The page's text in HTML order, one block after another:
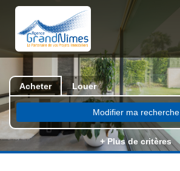
Acheter Louer
Modifier ma recherche
+ Plus de critères